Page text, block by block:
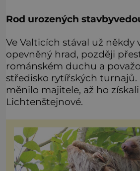
Rod urozených
Ve Valticích stával už někdy
opevněný hrad, později
románském duchu a
středisko rytířských turnajů.
měnilo majitele, až ho
Lichtenštejnové.